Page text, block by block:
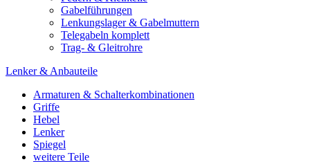
Gabelführungen
Lenkungslager & Gabelmuttern
Telegabeln komplett
Trag- & Gleitrohre
Lenker & Anbauteile
Armaturen & Schalterkombinationen
Griffe
Hebel
Lenker
Spiegel
weitere Teile